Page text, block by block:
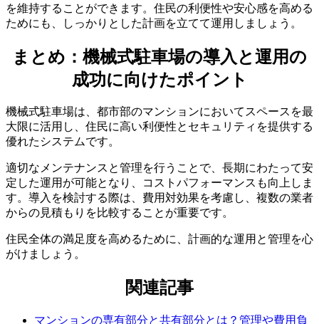
機械式駐車場の費用とコストパフォーマンス
を維持することができます。住民の利便性や安心感を高める
ためにも、しっかりとした計画を立てて運用しましょう。
まとめ：機械式駐車場の導入と運用の
成功に向けたポイント
機械式駐車場は、都市部のマンションにおいてスペースを最
大限に活用し、住民に高い利便性とセキュリティを提供する
優れたシステムです。
適切なメンテナンスと管理を行うことで、長期にわたって安
定した運用が可能となり、コストパフォーマンスも向上しま
す。導入を検討する際は、費用対効果を考慮し、複数の業者
からの見積もりを比較することが重要です。
住民全体の満足度を高めるために、計画的な運用と管理を心
がけましょう。
関連記事
マンションの専有部分と共有部分とは？管理や費用負